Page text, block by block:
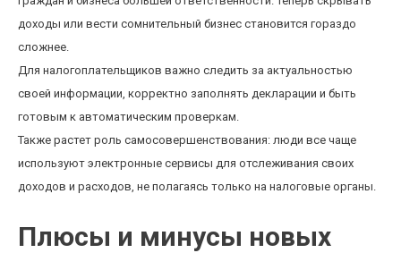
доходы или вести сомнительный бизнес становится гораздо
сложнее.
Для налогоплательщиков важно следить за актуальностью
своей информации, корректно заполнять декларации и быть
готовым к автоматическим проверкам.
Также растет роль самосовершенствования: люди все чаще
используют электронные сервисы для отслеживания своих
доходов и расходов, не полагаясь только на налоговые органы.
Плюсы и минусы новых